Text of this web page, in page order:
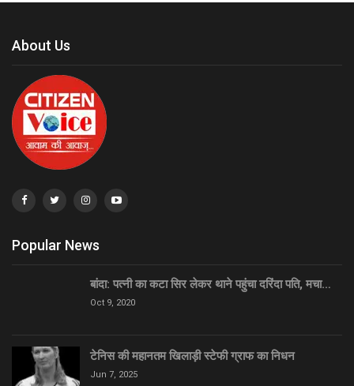
About Us
Popular News
बांदा: पत्नी का कटा सिर लेकर थाने पहुंचा दरिंदा पति, मचा…
Oct 9, 2020
टेनिस की महानतम खिलाड़ी स्टेफी ग्राफ का निधन
Jun 7, 2025